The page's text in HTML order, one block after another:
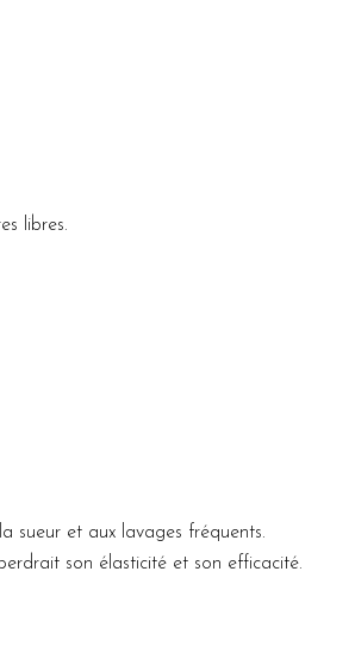
libres.
sueur et aux lavages fréquents.
son élasticité et son efficacité.